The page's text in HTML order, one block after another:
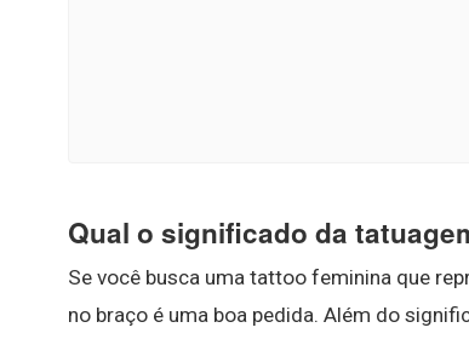
Qual o significado da
Se você busca uma tattoo feminina que
no braço é uma boa pedida. Além do